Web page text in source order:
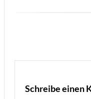
Schreibe einen